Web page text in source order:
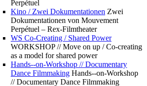
Perpétuel
Kino / Zwei Dokumentationen Zwei
Dokumentationen von Mouvement
Perpétuel – Rex-Filmtheater
WS Co-Creating / Shared Power
WORKSHOP // Move on up / Co-creating
as a model for shared power
Hands--on-Workshop // Documentary
Dance Filmmaking Hands--on-Workshop
// Documentary Dance Filmmaking